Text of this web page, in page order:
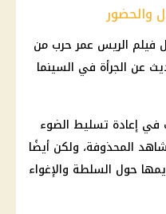
والحضور
فيلم الريس عمر حرب من
عن الجرأة في السينما
إعادة تسليط الضوء
المحذوفة، ولكن أيضًا
حول السلطة والإغواء